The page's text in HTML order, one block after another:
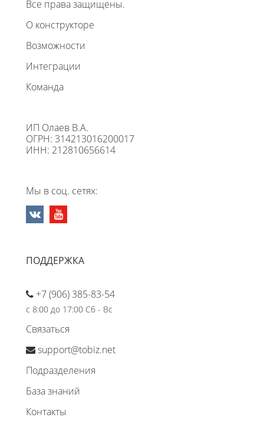
Все права защищены.
О конструкторе
Возможности
Интеграции
Команда
ИП Олаев В.А.
ОГРН: 314213016200017
ИНН: 212810656614
Мы в соц. сетях:
ПОДДЕРЖКА
+7 (906) 385-83-54
с 8:00 до 17:00 Сб - Вс
Связаться
support@tobiz.net
Подразделения
База знаний
Контакты